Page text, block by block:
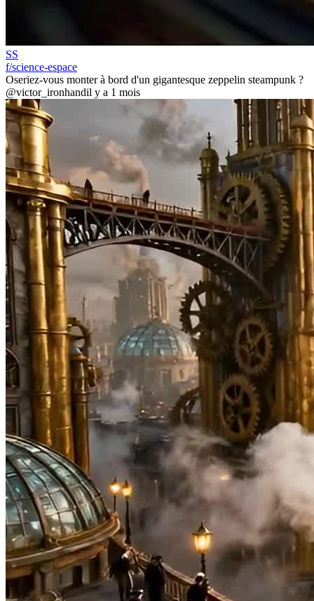
SS
f/science-espace
Oseriez-vous monter à bord d'un gigantesque zeppelin steampunk ?
@victor_ironhandil y a 1 mois